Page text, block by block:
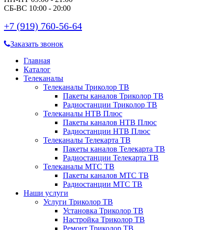
СБ-ВС 10:00 - 20:00
+7 (919) 760-56-64
Заказать звонок
Главная
Каталог
Телеканалы
Телеканалы Триколор ТВ
Пакеты каналов Триколор ТВ
Радиостанции Триколор ТВ
Телеканалы НТВ Плюс
Пакеты каналов НТВ Плюс
Радиостанции НТВ Плюс
Телеканалы Телекарта ТВ
Пакеты каналов Телекарта ТВ
Радиостанции Телекарта ТВ
Телеканалы МТС ТВ
Пакеты каналов МТС ТВ
Радиостанции МТС ТВ
Наши услуги
Услуги Триколор ТВ
Установка Триколор ТВ
Настройка Триколор ТВ
Ремонт Триколор ТВ